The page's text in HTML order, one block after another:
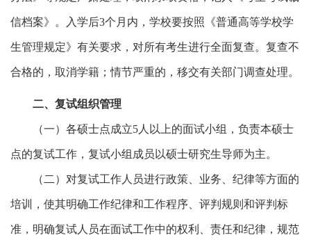
信档案》。入学后3个月内，学校要按照《普通高等学校学
生管理规定》有关要求，对所有考生进行全面复查。复查不
合格的，取消学籍；情节严重的，移交有关部门调查处理。
二、复试组织管理
（一）各硕士点成立5 人以上的面试小组，负责本硕士
点的复试工作，复试小组成员以硕士研究生导师为主。
（二）对复试工作人员进行政策、业务、纪律等方面的
培训，使其明确工作纪律和工作程序、评判规则和评判标
准，明确复试人员在面试工作中的权利、责任和纪律，规范